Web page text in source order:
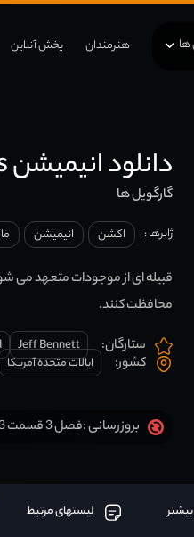
هنرمندان پخش آنلاین
دانلود انیمیشن Gargoyles
گارگویل ها
ژانرها : اکشن انیمیشن
قبیله ای از موجودات متعهد می
محافظت کنند.
ستارگان:
Jeff Bennett
کشور: ایالات متحده آمریکا
بروزرسانی :فصل 3 قسمت 13 آخر اضافه شد
لیستهای مرتبط